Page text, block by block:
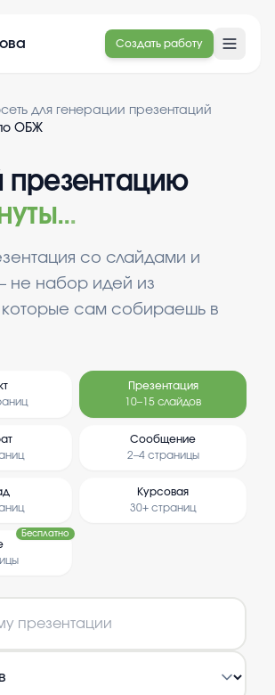
Создать работу
для генерации презентаций
ОБЖ
презентацию
...
со слайдами и
не набор идей из
которые сам собираешь в
Презентация
10–15 слайдов
Сообщение
2–4 страницы
Курсовая
30+ страниц
Бесплатно